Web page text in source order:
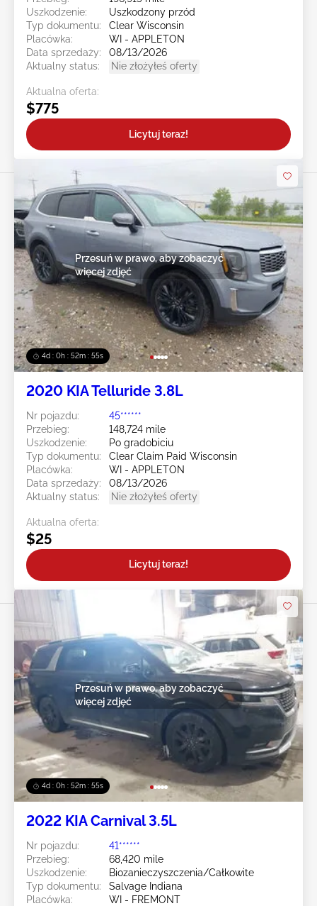
Uszkodzenie:
Uszkodzony przód
Typ dokumentu:
Clear Wisconsin
Placówka:
WI - APPLETON
Data sprzedaży:
08/13/2026
Aktualny status:
Nie złożyłeś oferty
Aktualna oferta:
$775
Licytuj teraz!
4d : 0h : 52m : 52s
Przesuń w prawo, aby zobaczyć
więcej zdjęć
2020 KIA Telluride 3.8L
Nr pojazdu:
45******
Przebieg:
148,724 mile
Uszkodzenie:
Po gradobiciu
Typ dokumentu:
Clear Claim Paid Wisconsin
Placówka:
WI - APPLETON
Data sprzedaży:
08/13/2026
Aktualny status:
Nie złożyłeś oferty
Aktualna oferta:
$25
Licytuj teraz!
4d : 0h : 52m : 52s
Przesuń w prawo, aby zobaczyć
więcej zdjęć
2022 KIA Carnival 3.5L
Nr pojazdu:
41******
Przebieg:
68,420 mile
Uszkodzenie:
Biozanieczyszczenia/Całkowite
Typ dokumentu:
Salvage Indiana
Placówka:
WI - FREMONT